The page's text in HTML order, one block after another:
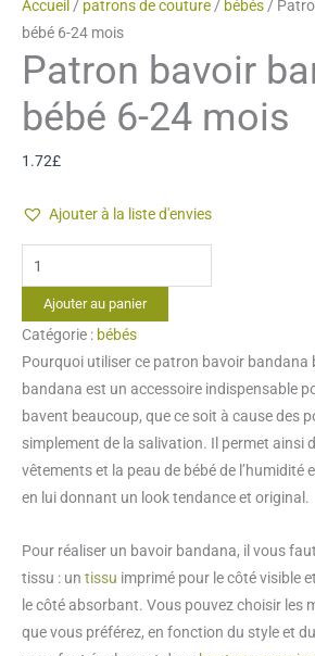
Accueil / patrons de couture / bébés /
bébé 6-24 mois
Patron bavoir
bébé 6-24 mois
1.72£
Ajouter à la liste d'envies
quantité
de
Patron
bavoir
bandana
bébé
6-
24
mois
Ajouter au panier
Catégorie : bébés
Pourquoi utiliser ce patron bavoir bandana
bandana est un accessoire indispensable
bavent beaucoup, que ce soit à cause des
simplement de la salivation. Il permet ainsi
vêtements et la peau de bébé de l’humidité
en lui donnant un look tendance et original.
Pour réaliser un bavoir bandana, il vous
tissu : un tissu imprimé pour le côté visible
le côté absorbant. Vous pouvez choisir les
que vous préférez, en fonction du style et